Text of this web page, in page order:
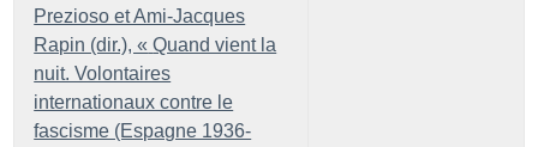
Prezioso et Ami-Jacques
Rapin (dir.), « Quand vient la
nuit. Volontaires
internationaux contre le
fascisme (Espagne 1936-